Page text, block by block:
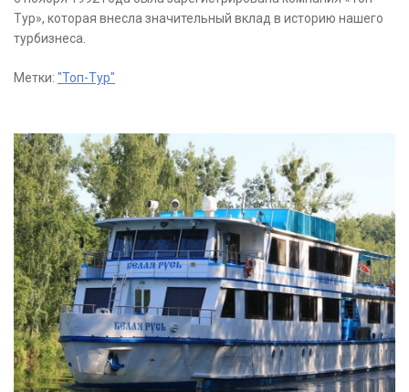
Тур», которая внесла значительный вклад в историю нашего
турбизнеса.
Метки: "Топ-Тур"